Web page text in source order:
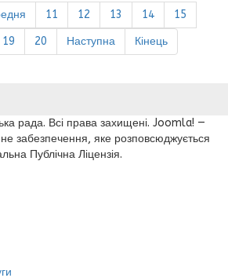
11 12 13 14
15
19 20 Наступна Кінець
рада. Всі права захищені. Joomla! —
забезпечення, яке розповсюджується
Публічна Ліцензія.